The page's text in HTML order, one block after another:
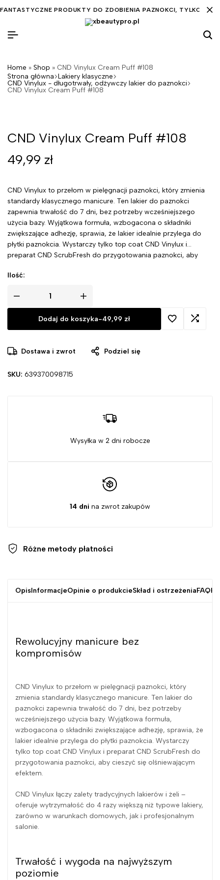
FANTASTYCZNE PRODUKTY DO ZDOBIENIA PAZNOKCI, TYLKO DLA
Home » Shop » CND Vinylux Cream Puff #108
Strona główna Lakiery klasyczne
CND Vinylux - długotrwały, odżywczy lakier do paznokci
CND Vinylux Cream Puff #108
CND Vinylux Cream Puff #108
49,99 zł
CND Vinylux to przełom w pielęgnacji paznokci, który zmienia
standardy klasycznego manicure. Ten lakier do paznokci
zapewnia trwałość do 7 dni, bez potrzeby wcześniejszego
użycia bazy. Wyjątkowa formuła, wzbogacona o składniki
zwiększające adhezję, sprawia, że lakier idealnie przylega do
płytki paznokcia. Wystarczy tylko top coat CND Vinylux i
preparat CND ScrubFresh do przygotowania paznokci, aby
Ilość:
Dodaj do koszyka-49,99 zł
Dostawa i zwrot Podziel się
SKU: 639370098715
Wysyłka w 2 dni robocze
14 dni na zwrot zakupów
Różne metody płatności
OpisInformacjeOpinie o produkcieSkład i ostrzeżeniaFAQ
Rewolucyjny manicure bez
kompromisów
CND Vinylux to przełom w pielęgnacji paznokci, który
zmienia standardy klasycznego manicure. Ten lakier do
paznokci zapewnia trwałość do 7 dni, bez potrzeby
wcześniejszego użycia bazy. Wyjątkowa formuła,
wzbogacona o składniki zwiększające adhezję, sprawia, że
lakier idealnie przylega do płytki paznokcia. Wystarczy
tylko top coat CND Vinylux i preparat CND ScrubFresh do
przygotowania paznokci, aby cieszyć się olśniewającym
efektem.
CND Vinylux łączy zalety tradycyjnych lakierów i żeli –
oferuje wytrzymałość do 4 razy większą niż typowe lakiery,
zarówno w warunkach domowych, jak i profesjonalnym
salonie.
Trwałość i wygoda na najwyższym
poziomie